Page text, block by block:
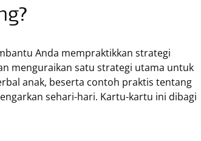
Anda mempraktikkan strategi
menguraikan satu strategi utama untuk
anak, beserta contoh praktis tentang
sehari-hari. Kartu-kartu ini dibagi